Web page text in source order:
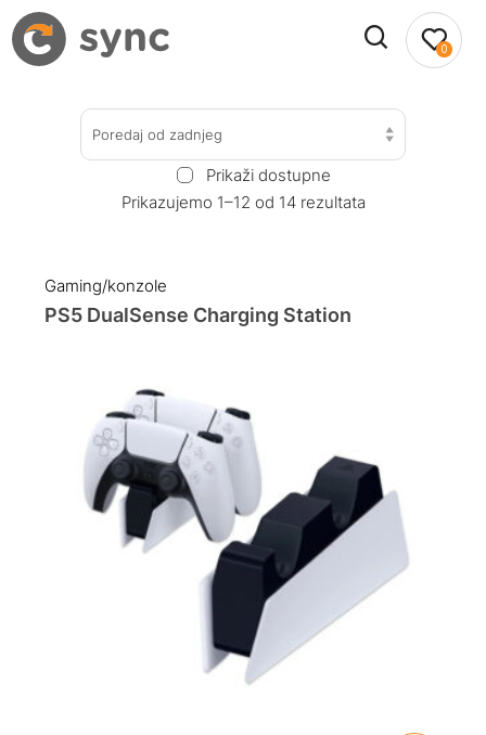
0
Poredaj od zadnjeg
Prikaži dostupne
Prikazujemo 1–12 od 14 rezultata
Gaming/konzole
PS5 DualSense Charging Station